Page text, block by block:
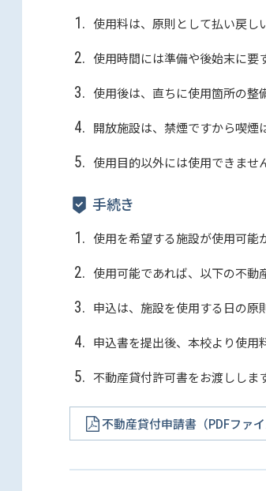
使用料は、原則として払い戻し
使用時間には準備や後始末に要
使用後は、直ちに使用箇所の整
開放施設は、禁煙ですから喫煙
使用目的以外には使用できませ
手続き
使用を希望する施設が使用可能
使用可能であれば、以下の不動
申込は、施設を使用する日の原
申込書を提出後、本校より使用
不動産貸付許可書をお渡ししま
不動産貸付申請書（PDFファイ